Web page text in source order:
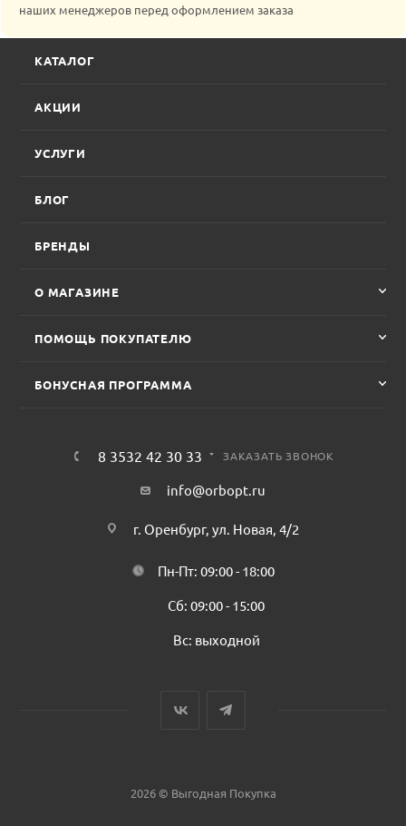
наших менеджеров перед оформлением заказа
КАТАЛОГ
АКЦИИ
УСЛУГИ
БЛОГ
БРЕНДЫ
О МАГАЗИНЕ
ПОМОЩЬ ПОКУПАТЕЛЮ
БОНУСНАЯ ПРОГРАММА
8 3532 42 30 33 ЗАКАЗАТЬ ЗВОНОК
info@orbopt.ru
г. Оренбург, ул. Новая, 4/2
Пн-Пт: 09:00 - 18:00
Сб: 09:00 - 15:00
Вс: выходной
2026 © Выгодная Покупка